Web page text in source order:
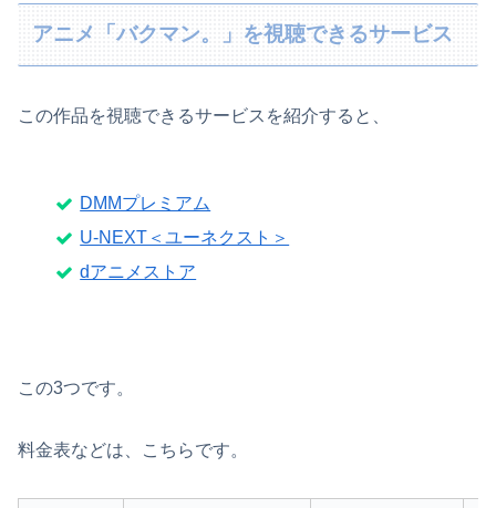
アニメ「バクマン。」を視聴できるサービス
この作品を視聴できるサービスを紹介すると、
DMMプレミアム
U-NEXT＜ユーネクスト＞
dアニメストア
この3つです。
料金表などは、こちらです。